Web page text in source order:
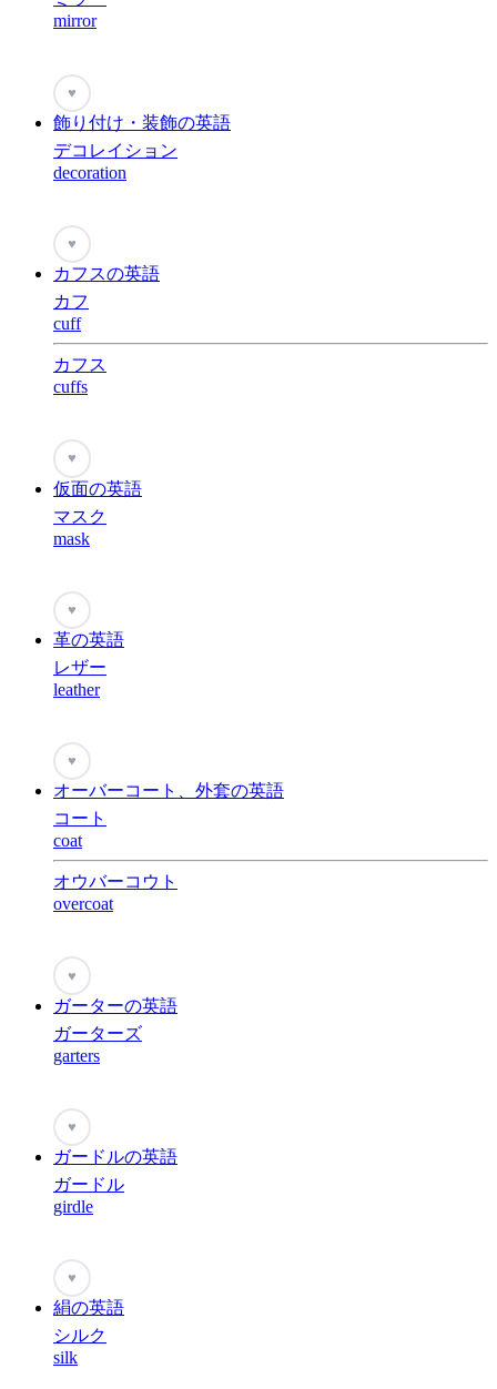
mirror
♥
飾り付け・装飾の英語
デコレイション
decoration
♥
カフスの英語
カフ
cuff
カフス
cuffs
♥
仮面の英語
マスク
mask
♥
革の英語
レザー
leather
♥
オーバーコート、外套の英語
コート
coat
オウバーコウト
overcoat
♥
ガーターの英語
ガーターズ
garters
♥
ガードルの英語
ガードル
girdle
♥
絹の英語
シルク
silk